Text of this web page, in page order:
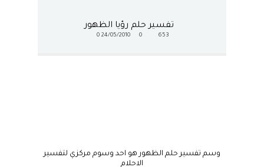
تفسير حلم رؤيا الظهور
653
0
24/05/2010
0
وسم تفسير حلم الظهور هو احد وسوم مركزي لتفسير
الاحلام